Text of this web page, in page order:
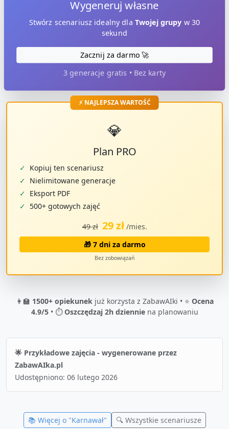
Wygeneruj własne
Stwórz scenariusz idealny dla Twojej grupy w 30
sekund
Zacznij za darmo 🚀
3 generacje gratis • Bez karty
⚡ NAJLEPSZA WARTOŚĆ
💎
Plan PRO
✓ Kopiuj ten scenariusz
✓ Nielimitowane generacje
✓ Eksport PDF
✓ 500+ gotowych zajęć
49 zł 29 zł /mies.
🎁 7 dni za darmo
Bez zobowiązań
👩‍🏫 1500+ opiekunekjuż korzysta z ZabawAIki • ⭐ Ocena
4.9/5• ⏱️Oszczędzaj 2h dzienniena planowaniu
🌟 Przykładowe zajęcia - wygenerowane przez
ZabawAIka.pl
Udostępniono: 06 lutego 2026
📚 Więcej o "Karnawał" 🔍 Wszystkie scenariusze